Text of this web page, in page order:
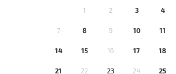
1 2 3 4
7 8 9 10 11
14 15 16 17 18
21 22 23 24 25